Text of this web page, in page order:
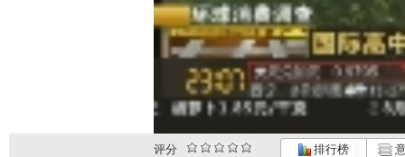
评分 排行榜